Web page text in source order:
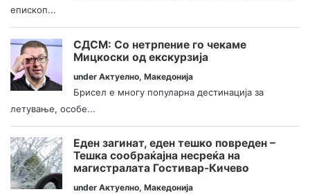
епископ...
СДСМ: Со нетрпение го чекаме
Мицкоски од екскурзија
under Актуелно, Македонија
Брисел е многу популарна дестинација за
летување, особе...
Еден загинат, еден тешко повреден –
Тешка сообраќајна несреќа на
магистралата Гостивар-Кичево
under Актуелно, Македонија